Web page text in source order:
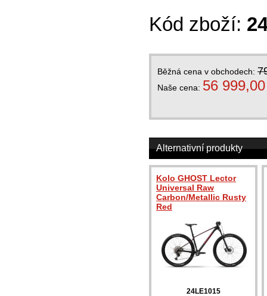
Kód zboží:
Běžná cena v obchodech:
Naše cena: 56 999,00
Alternativní produkty
Kolo GHOST Lector
Universal Raw
Carbon/Metallic Rusty
Red
24LE1015